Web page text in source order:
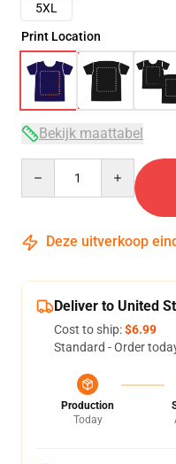
5XL
Print Location
Bekijk maattabel
Deze uitverkoop
Deliver to United
Cost to ship:$6.99
Standard - Order
Production
Today